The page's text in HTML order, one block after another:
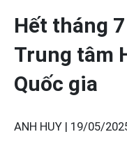
Hết tháng
Trung tâm
Quốc gia
ANH HUY | 19/05/